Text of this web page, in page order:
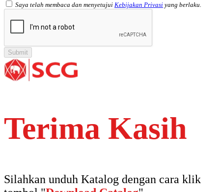
Saya telah membaca dan menyetujui Kebijakan Privasi yang berlaku.
Terima Kasih
Silahkan unduh Katalog dengan cara klik